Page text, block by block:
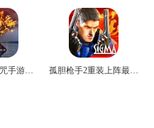
柏树女巫的诅咒手游免费版 孤胆枪手2重装上阵最新版